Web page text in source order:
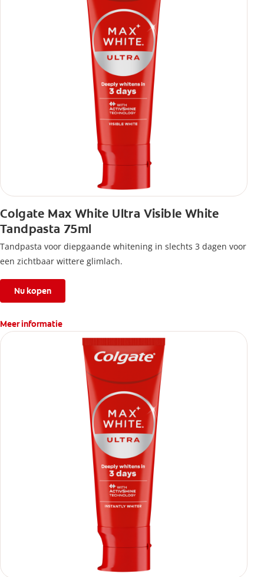
Colgate Max White Ultra Visible White
Tandpasta 75ml
Tandpasta voor diepgaande whitening in slechts 3 dagen voor
een zichtbaar wittere glimlach.
Nu kopen
Meer informatie